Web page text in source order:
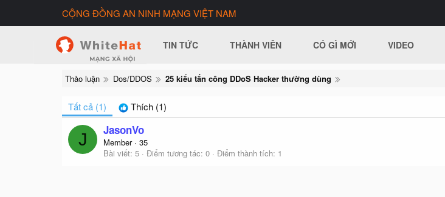
CỘNG ĐỒNG AN NINH MẠNG VIỆT NAM
TIN TỨC THÀNH VIÊN CÓ GÌ MỚI VIDEO
Thảo luận Dos/DDOS 25 kiểu tấn công DDoS Hacker thường dùng
Tất cả (1) Thích (1)
J JasonVo
Member · 35
Bài viết 5 Điểm tương tác 0 Điểm thành tích 1